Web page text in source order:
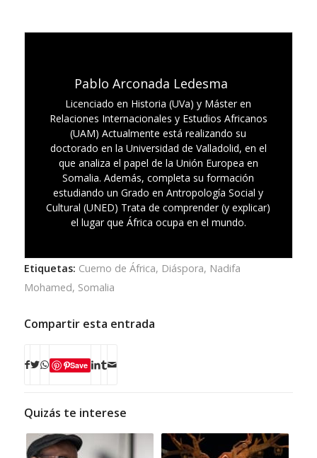
Pablo Arconada Ledesma
Licenciado en Historia (UVa) y Máster en
Relaciones Internacionales y Estudios Africanos
(UAM) Actualmente está realizando su
doctorado en la Universidad de Valladolid, en el
que analiza el papel de la Unión Europea en
Somalia. Además, completa su formación
estudiando un Grado en Antropología Social y
Cultural (UNED) Trata de comprender (y explicar)
el lugar que África ocupa en el mundo.
Etiquetas: Cuerno de África, Diáspora, Nadifa
Mohamed, Somalia
Compartir esta entrada
Save
Quizás te interese